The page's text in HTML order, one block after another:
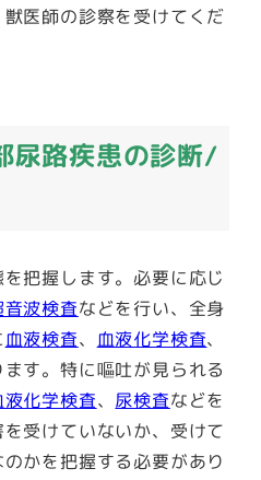
医師の診察を受けてくだ
尿路疾患の診断/
把握します。必要に応じ
音波検査などを行い、全身
血液検査、 血液化学検査、
す。特に嘔吐が見られる
液化学検査、 尿検査などを
受けていないか、受けて
かを把握する必要があり